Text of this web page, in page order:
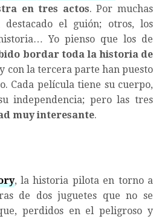
en tres actos. Por muchas
destacado el guión; otros, los
Yo pienso que los de
bordar toda la historia de
con la tercera parte han puesto
Cada película tiene su cuerpo,
independencia; pero las tres
muy interesante.
, la historia pilota en torno a
de dos juguetes que no se
perdidos en el peligroso y